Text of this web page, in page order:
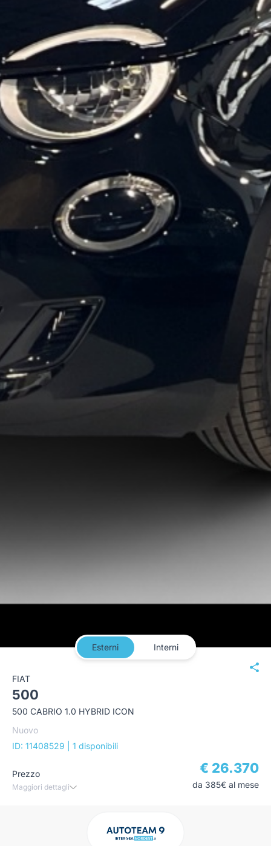
Esterni Interni
FIAT
500
500 CABRIO 1.0 HYBRID ICON
Nuovo
ID: 11408529
| 1 disponibili
Prezzo
Maggiori dettagli
€ 26.370
da 385€ al mese